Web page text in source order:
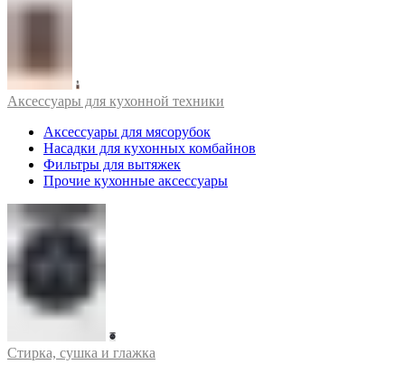
Аксессуары для кухонной техники
Аксессуары для мясорубок
Насадки для кухонных комбайнов
Фильтры для вытяжек
Прочие кухонные аксессуары
Стирка, сушка и глажка